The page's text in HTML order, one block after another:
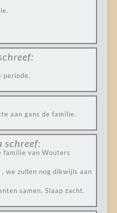
periode.
aan gans de familie.
schreef:
familie van Wouters
we zullen nog dikwijls aan
samen. Slaap zacht.